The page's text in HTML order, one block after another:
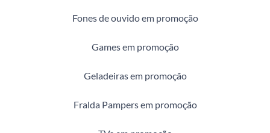
Fones de ouvido em promoção
Games em promoção
Geladeiras em promoção
Fralda Pampers em promoção